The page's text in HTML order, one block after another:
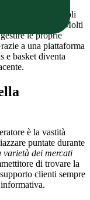
oggi innumerevoli
e sicurezza. Molti
le proprie
a una piattaforma
e basket diventa
è la vastità
puntate durante
varietà dei mercati
di trovare la
clienti sempre